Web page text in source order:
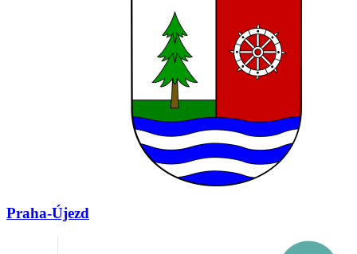
Praha-Újezd